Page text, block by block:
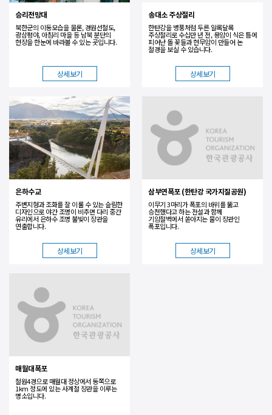
승리전망대
북한군의 이동모습을 물론, 경원선철도,
광삼평야, 아침리 마을 등 남북 분단의
현장을 한눈에 바라볼 수 있는 곳입니다.
상세보기
송대소 주상절리
한탄강을 병풍처럼 두른 알록달록
주상절리로 수십만 년 전, 용암이 식은 틈에
피어난 돌 꽃들과 현무암이 만들어 논
절경을 보실 수 있습니다.
상세보기
은하수교
주변지형과 조화를 잘 이룰 수 있는 슬림한
디자인으로 야간 조명이 비추면 다리 중간
유리에서 은하수 조명 불빛이 장관을
연출합니다.
상세보기
삼부연폭포 (한탄강 국가지질공원)
이무기 3마리가 폭포의 바위를 뚫고
승천했다고 하는 전설과 함께
기암절벽에서 쏟아지는 물이 장관인
폭포입니다.
상세보기
매월대폭포
철원4경으로 매월대 정상에서 동쪽으로
1km 정도에 있는 사계절 장관을 이루는
명소입니다.